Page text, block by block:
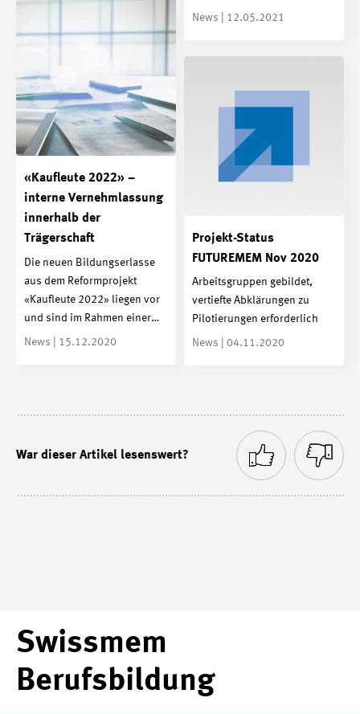
News | 12.05.2021
«Kaufleute 2022» –
interne Vernehmlassung
innerhalb der
Trägerschaft
Die neuen Bildungserlasse
aus dem Reformprojekt
«Kaufleute 2022» liegen vor
und sind im Rahmen einer…
News | 15.12.2020
Projekt-Status
FUTUREMEM Nov 2020
Arbeitsgruppen gebildet,
vertiefte Abklärungen zu
Pilotierungen erforderlich
News | 04.11.2020
War dieser Artikel lesenswert?
Swissmem
Berufsbildung